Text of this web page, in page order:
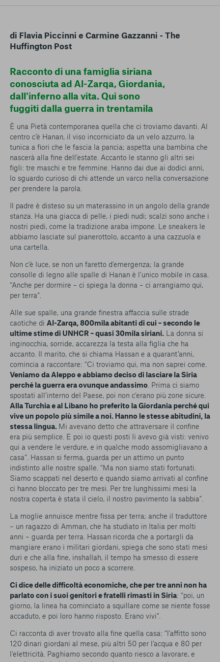
conto del fatto che il blocco di alcuni cookie può
selezione relativa ai cookie effettuata verrà salvata. Se non è
stata selezionata alcuna opzione, premere questo pulsante
possibile consultare la nostra
Ulteriori informazioni
Cookie strettamente necessari
Cookies di marketing
di Flavia Piccinni e Carmine Gazzanni - The
Huffington Post
Racconto di una famiglia siriana
conosciuta ad Al-Zarqa, Giordania,
dall'inferno alla vita. Qui sono
fuggiti dalla guerra in trentamila
È una Pietà contemporanea quella che ci troviamo davanti. Al
centro c’è Hanan, il viso incorniciato da un velo azzurro, la
tunica a fiori che le fascia la pancia; aspetta una bambina che
nascerà alla fine dell’estate. Accanto le stanno gli altri sei
figli: tre maschi e tre femmine. Hanno dai due ai dodici anni,
lo sguardo curioso di chi attende un varco nella conversazione
per prendere la parola.
Il padre è disteso su un materassino in un angolo della grande
stanza. Ha una giacca di pelle, i piedi nudi; scalzi sono anche i
nostri piedi, come la tradizione araba impone. Le sneakers le
abbiamo lasciate sul pianerottolo, accanto a una cazzuola e
una cartella.
Non c’è luce, se non un faretto d’emergenza; la grande
consolle di legno alle spalle di Hanan è l’unico mobile in casa.
“Anche per dormire – ci spiega la donna – ci arrangiamo qui,
per terra”.
Alle sue spalle, una grande finestra affaccia sulle strade
caotiche di Al-Zarqa, 800mila abitanti di cui – secondo le
ultime stime di UNHCR – quasi 30mila siriani. La donna si
inginocchia, sorride, accarezza la testa alla figlia che ha
accanto. Il marito, che si chiama Hassan e a quarant’anni,
comincia a raccontare: “Ci troviamo qui, ma non saprei come.
Veniamo da Aleppo e abbiamo deciso di lasciare la Siria
perché la guerra era ovunque andassimo . Prima ci siamo
spostati all’interno del Paese, poi non c’erano più zone sicure.
Alla Turchia e al Libano ho preferito la Giordania perché qui
vive un popolo più simile a noi. Hanno le stesse abitudini, la
stessa lingua. Mi avevano detto che attraversare il confine
era più semplice. E poi io questi posti li avevo già visti: venivo
qui a vendere le verdure, e in qualche modo assomigliavano a
casa”. Hassan si ferma, guarda per un attimo un punto
indistinto alle nostre spalle. “Ma non siamo stati fortunati.
Siamo scappati nel deserto e quando siamo arrivati al confine
ci hanno bloccato per tre mesi. Per tre lunghissimi mesi la
nostra coperta è stata il cielo, il nostro pavimento la sabbia”.
La moglie annuisce mentre fissa per terra; anche il traduttore
– un ragazzo di Amman, che ha studiato in Italia per molti
anni – guarda per terra. Hassan ricorda che a portargli da
mangiare erano i militari giordani, spiega che sono stati mesi
duri e che alla fine, inshallah, il tempo ha smesso di essere
sospeso, ha iniziato un poco a scorrere.
Ci dice delle difficoltà economiche, che per tre anni non ha
parlato con i suoi genitori e fratelli rimasti in Siria: “poi, un
giorno, la linea ha cominciato a squillare come se niente fosse
accaduto, e poi loro hanno risposto. Erano vivi”.
Ci racconta di aver trovato alla fine quella casa: “l’affitto sono
120 dinari giordani al mese, più altri 50 per l’acqua e 80 per
l’elettricità. Paghiamo secondo quanto riesco a lavorare, e